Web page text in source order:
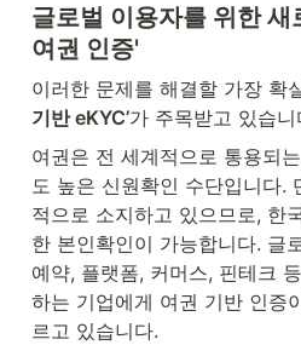
글로벌 이용자를 위한 새
여권 인증'
이러한 문제를 해결할 가장 확
기반 eKYC’가 주목받고 있습니
여권은 전 세계적으로 통용되
도 높은 신원확인 수단입니다.
적으로 소지하고 있으므로, 한
한 본인확인이 가능합니다. 글
예약, 플랫폼, 커머스, 핀테크
하는 기업에게 여권 기반 인증
르고 있습니다.